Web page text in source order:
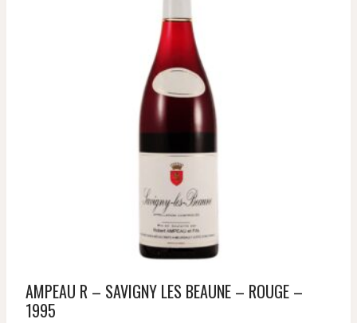
AMPEAU R – SAVIGNY LES BEAUNE – ROUGE –
1995